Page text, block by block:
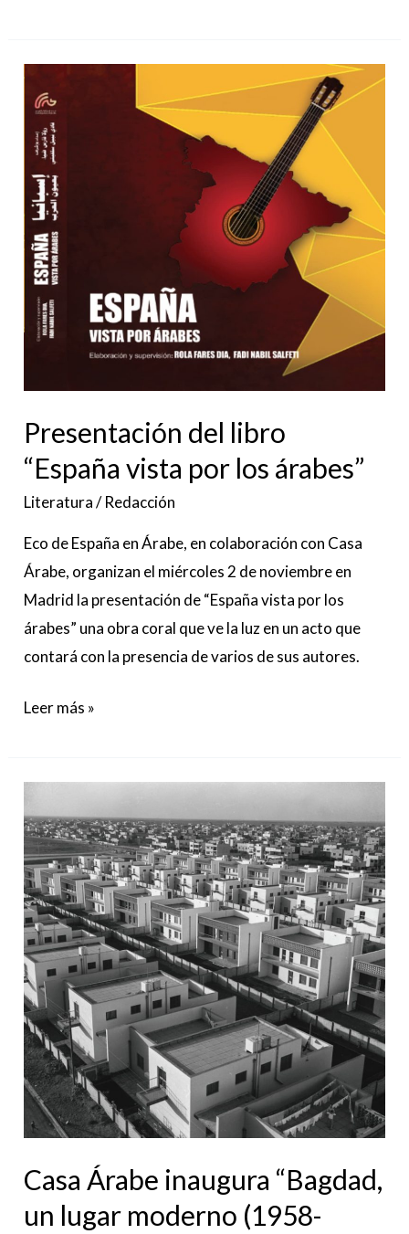
Presentación del libro
“España vista por los árabes”
Literatura/Redacción
Eco de España en Árabe, en colaboración con Casa
Árabe, organizan el miércoles 2 de noviembre en
Madrid la presentación de “España vista por los
árabes” una obra coral que ve la luz en un acto que
contará con la presencia de varios de sus autores.
Presentación
del
libro
“España
vista
por
los
árabes”
Leer más »
Casa Árabe inaugura “Bagdad,
un lugar moderno (1958-
Árabe
inaugura
“Bagdad,
un
lugar
moderno
(1958-
1978)”
de
Latif
al
Ani